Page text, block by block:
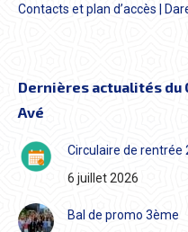
Contacts et plan d’accès |
Dernières actualités du
Avé
Circulaire de rentrée
6 juillet 2026
Bal de promo 3ème